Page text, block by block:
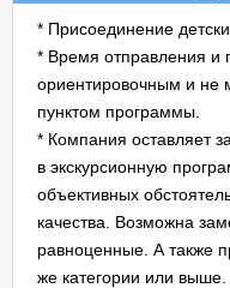
* Присоединение
* Время отправления и
ориентировочным и не
пунктом программы.
* Компания оставляет
в экскурсионную
объективных
качества. Возможна
равноценные. А также
же категории или выше.